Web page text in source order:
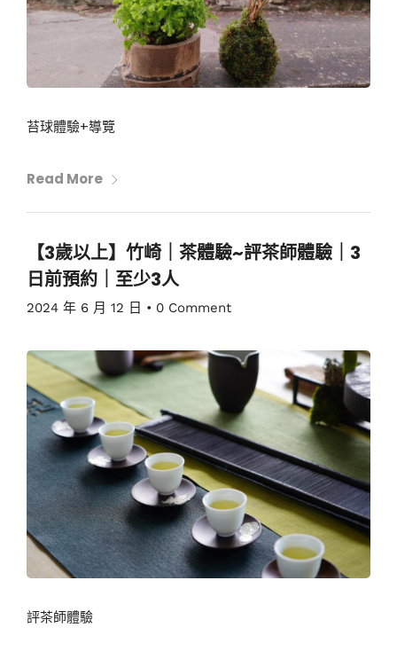
苔球體驗+導覽
Read More
【3歲以上】竹崎｜茶體驗~評茶師體驗｜3
日前預約｜至少3人
2024 年 6 月 12 日 • 0 Comment
評茶師體驗